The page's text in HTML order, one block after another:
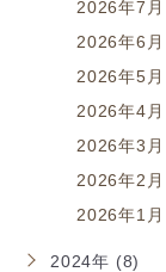
2026年7
2026年6
2026年5
2026年4
2026年3
2026年2
2026年1
2024年 (8)